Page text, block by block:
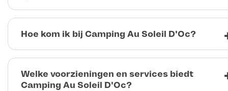
Hoe kom ik bij Camping Au Soleil D'Oc?
Welke voorzieningen en services biedt
Camping Au Soleil D'Oc?